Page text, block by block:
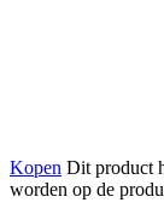
Kopen Dit product
worden op de